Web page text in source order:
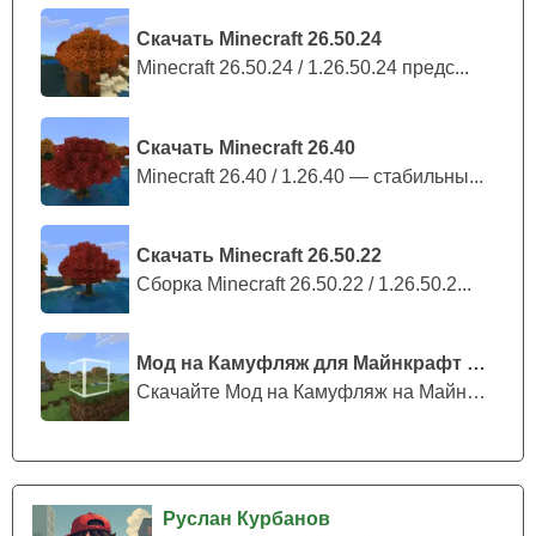
Скачать Minecraft 26.50.24
Minecraft 26.50.24 / 1.26.50.24 предс...
Скачать Minecraft 26.40
Minecraft 26.40 / 1.26.40 — стабильны...
Скачать Minecraft 26.50.22
Сборка Minecraft 26.50.22 / 1.26.50.2...
Мод на Камуфляж для Майнкрафт ПЕ
Скачайте Мод на Камуфляж на Майнкрафт...
Руслан Курбанов
Новички часто испытывают сложности при создании
красивых и функциональных построек. AI-инструменты
могут предложить идеи домов, ферм или
оборонительных сооружений, а также помочь выбрать
подходящие материалы.
Благодаря этому игроки быстрее начинают понимать
принципы архитектуры в Minecraft и создают более
продуманные базы.
Также искусственный интеллект может генерировать
схемы строительства или даже пошаговые инструкции.
Это особенно полезно в режиме выживания, где важно
эффективно использовать ресурсы и планировать
развитие поселения.
Навигация и